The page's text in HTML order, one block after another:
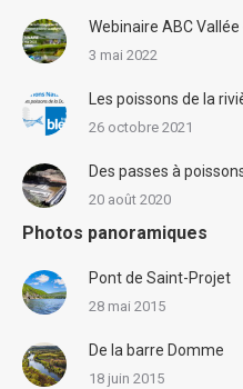
Webinaire ABC
3 mai 2022
Les poissons de la
26 octobre 2021
Des passes à
20 août 2020
Photos panoramiques
Pont de Saint-Projet
28 mai 2015
De la barre Domme
18 juin 2015